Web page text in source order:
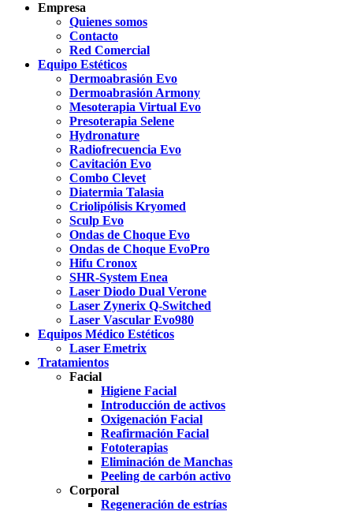
Empresa
Quienes somos
Contacto
Red Comercial
Equipo Estéticos
Dermoabrasión Evo
Dermoabrasión Armony
Mesoterapia Virtual Evo
Presoterapia Selene
Hydronature
Radiofrecuencia Evo
Cavitación Evo
Combo Clevet
Diatermia Talasia
Criolipólisis Kryomed
Sculp Evo
Ondas de Choque Evo
Ondas de Choque EvoPro
Hifu Cronox
SHR-System Enea
Laser Diodo Dual Verone
Laser Zynerix Q-Switched
Laser Vascular Evo980
Equipos Médico Estéticos
Laser Emetrix
Tratamientos
Facial
Higiene Facial
Introducción de activos
Oxigenación Facial
Reafirmación Facial
Fototerapias
Eliminación de Manchas
Peeling de carbón activo
Corporal
Regeneración de estrías